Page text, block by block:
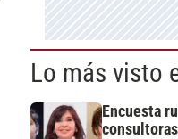
Lo más visto
Encuesta